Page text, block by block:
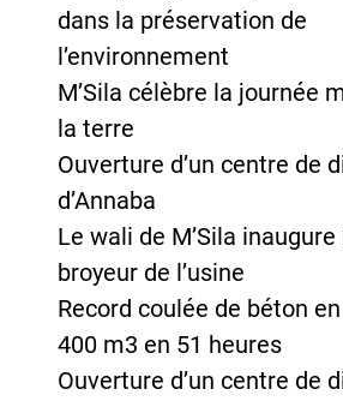
dans la préservation de
l’environnement
M’Sila célèbre la journée
la terre
Ouverture d’un centre de
d’Annaba
Le wali de M’Sila
broyeur de l’usine
Record coulée de béton
400 m3 en 51 heures
Ouverture d’un centre de